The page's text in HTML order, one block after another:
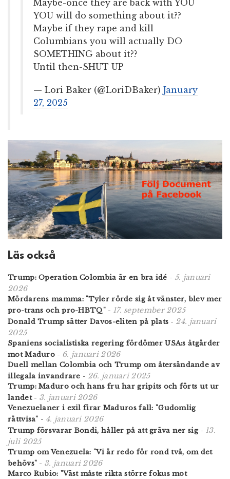
Maybe-once they are back with YOU
YOU will do something about it??
Maybe if they rape and kill
Columbians you will actually DO
SOMETHING about it??
Until then-SHUT UP
— Lori Baker (@LoriDBaker) January
27, 2025
Läs också
Trump: Operation Colombia är en bra idé - 5. januari
2026
Mördarens mamma: "Tyler rörde sig åt vänster, blev mer
pro-trans och pro-HBTQ"- 17. september 2025
Donald Trump sätter Davos-eliten på plats - 24. januari
2025
Spaniens socialistiska regering fördömer USA:s åtgärder
mot Maduro - 6. januari 2026
Duell mellan Colombia och Trump om återsändande av
illegala invandrare - 26. januari 2025
Trump: Maduro och hans fru har gripits och förts ut ur
landet- 3. januari 2026
Venezuelaner i exil firar Maduros fall: "Gudomlig
rättvisa" - 4. januari 2026
Trump försvarar Bondi, håller på att gräva ner sig- 13.
juli 2025
Trump om Venezuela: "Vi är redo för rond två, om det
behövs" - 3. januari 2026
Marco Rubio: "Väst måste rikta större fokus mot